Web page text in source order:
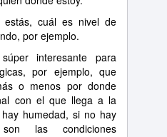
cuál es nivel de
por ejemplo.
interesante para
por ejemplo, que
o menos por donde
con el que llega a la
humedad, si no hay
las condiciones